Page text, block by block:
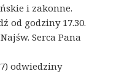
i zakonne.
od godziny 17.30.
Serca Pana
odwiedziny